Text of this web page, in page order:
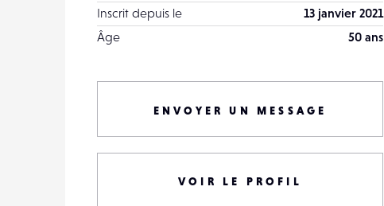
Inscrit depuis le
13 janvier 2021
Âge
50 ans
ENVOYER UN MESSAGE
VOIR LE PROFIL